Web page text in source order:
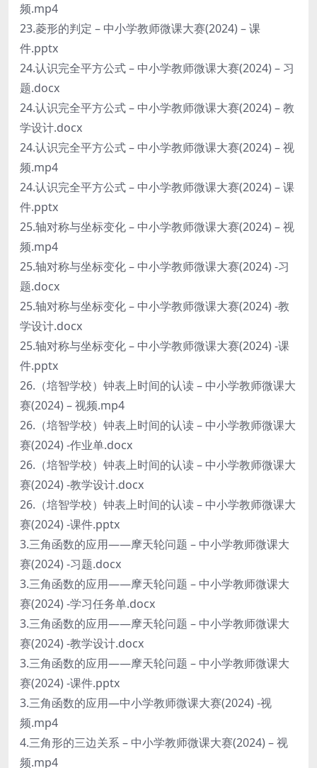
频.mp4
23.菱形的判定 – 中小学教师微课大赛(2024) – 课
件.pptx
24.认识完全平方公式 – 中小学教师微课大赛(2024) – 习
题.docx
24.认识完全平方公式 – 中小学教师微课大赛(2024) – 教
学设计.docx
24.认识完全平方公式 – 中小学教师微课大赛(2024) – 视
频.mp4
24.认识完全平方公式 – 中小学教师微课大赛(2024) – 课
件.pptx
25.轴对称与坐标变化 – 中小学教师微课大赛(2024) – 视
频.mp4
25.轴对称与坐标变化 – 中小学教师微课大赛(2024) -习
题.docx
25.轴对称与坐标变化 – 中小学教师微课大赛(2024) -教
学设计.docx
25.轴对称与坐标变化 – 中小学教师微课大赛(2024) -课
件.pptx
26.（培智学校）钟表上时间的认读 – 中小学教师微课大
赛(2024) – 视频.mp4
26.（培智学校）钟表上时间的认读 – 中小学教师微课大
赛(2024) -作业单.docx
26.（培智学校）钟表上时间的认读 – 中小学教师微课大
赛(2024) -教学设计.docx
26.（培智学校）钟表上时间的认读 – 中小学教师微课大
赛(2024) -课件.pptx
3.三角函数的应用——摩天轮问题 – 中小学教师微课大
赛(2024) -习题.docx
3.三角函数的应用——摩天轮问题 – 中小学教师微课大
赛(2024) -学习任务单.docx
3.三角函数的应用——摩天轮问题 – 中小学教师微课大
赛(2024) -教学设计.docx
3.三角函数的应用——摩天轮问题 – 中小学教师微课大
赛(2024) -课件.pptx
3.三角函数的应用—中小学教师微课大赛(2024) -视
频.mp4
4.三角形的三边关系 – 中小学教师微课大赛(2024) – 视
频.mp4